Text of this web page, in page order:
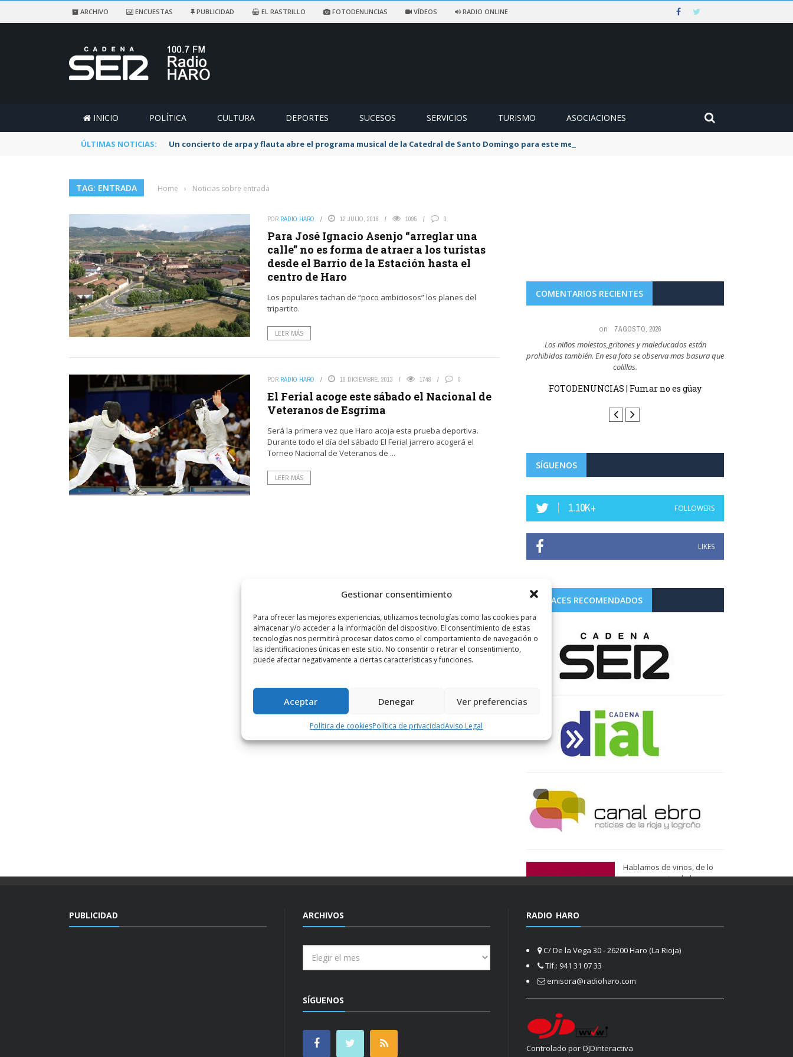
Gestionar consentimiento
Para ofrecer las mejores experiencias, utilizamos tecnologías como las cookies para
almacenar y/o acceder a la información del dispositivo. El consentimiento de estas
tecnologías nos permitirá procesar datos como el comportamiento de navegación o
las identificaciones únicas en este sitio. No consentir o retirar el consentimiento,
puede afectar negativamente a ciertas características y funciones.
Aceptar Denegar Ver preferencias
Política de cookiesPolítica de privacidadAviso Legal
ARCHIVO ENCUESTAS PUBLICIDAD EL RASTRILLO FOTODENUNCIAS VÍDEOS RADIO ONLINE
INICIO POLÍTICA CULTURA DEPORTES SUCESOS SERVICIOS TURISMO ASOCIACIONES
ÚLTIMAS NOTICIAS: Un concierto de arpa y flauta abre el programa musical de la Catedral de Santo Domingo para este mes de agosto
TAG: ENTRADA Home › Noticias sobre entrada
POR RADIO HARO 12 JULIO, 2016 1095 0
Para José Ignacio Asenjo “arreglar una
calle” no es forma de atraer a los turistas
desde el Barrio de la Estación hasta el
centro de Haro
Los populares tachan de “poco ambiciosos” los planes del
tripartito.
LEER MÁS
POR RADIO HARO 18 DICIEMBRE, 2013 1748 0
El Ferial acoge este sábado el Nacional de
Veteranos de Esgrima
Será la primera vez que Haro acoja esta prueba deportiva.
Durante todo el día del sábado El Ferial jarrero acogerá el
Torneo Nacional de Veteranos de ...
LEER MÁS
COMENTARIOS RECIENTES
por la mañana, duro ...
Salud recuerda que mirar directamente al
provocar lesiones irreversibles en ...
on 7 AGOSTO, 2026
Los niños molestos,gritones y maleducados están
prohibidos también. En esa foto se observa mas basura que
colillas.
FOTODENUNCIAS | Fumar no es güay
SÍGUENOS
1.10K+ FOLLOWERS
LIKES
ENLACES RECOMENDADOS
Hablamos de vinos, de lo
que nos gusta, de lo que
PUBLICIDAD ARCHIVOS
SÍGUENOS
RADIO HARO
C/ De la Vega 30 - 26200 Haro (La Rioja)
Tlf.: 941 31 07 33
emisora@radioharo.com
Controlado por OJDinteractiva